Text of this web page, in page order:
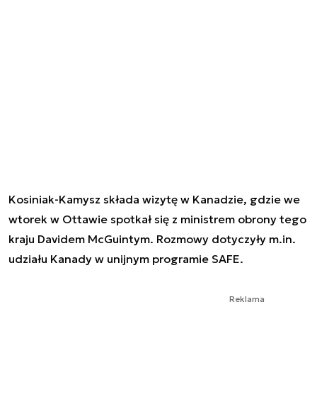
Kosiniak-Kamysz składa wizytę w Kanadzie, gdzie we
wtorek w Ottawie spotkał się z ministrem obrony tego
kraju Davidem McGuintym. Rozmowy dotyczyły m.in.
udziału Kanady w unijnym programie SAFE.
Reklama